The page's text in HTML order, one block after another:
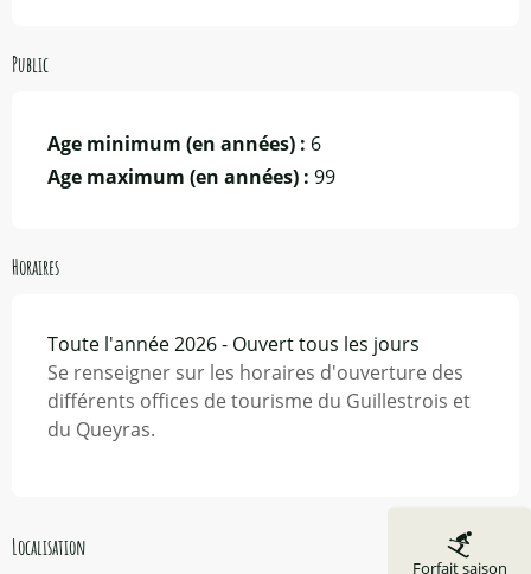
Forfait saison
Public
Age minimum (en années) : 6
Age maximum (en années) : 99
Horaires
Toute l'année 2026 - Ouvert tous les jours
Se renseigner sur les horaires d'ouverture des
différents offices de tourisme du Guillestrois et
du Queyras.
Localisation